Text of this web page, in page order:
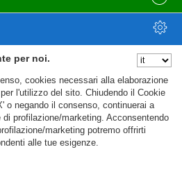
per noi.
cookies necessari alla elaborazione
l'utilizzo del sito. Chiudendo il Cookie
o negando il consenso, continuerai a
profilazione/marketing. Acconsentendo
marketing potremo offrirti
alle tue esigenze.